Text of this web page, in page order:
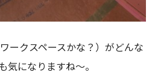
ークスペースかな？）がどんな
気になりますね～。